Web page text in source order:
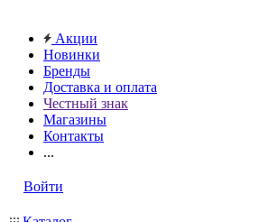
Акции
Новинки
Бренды
Доставка и оплата
Честный знак
Магазины
Контакты
...
Войти